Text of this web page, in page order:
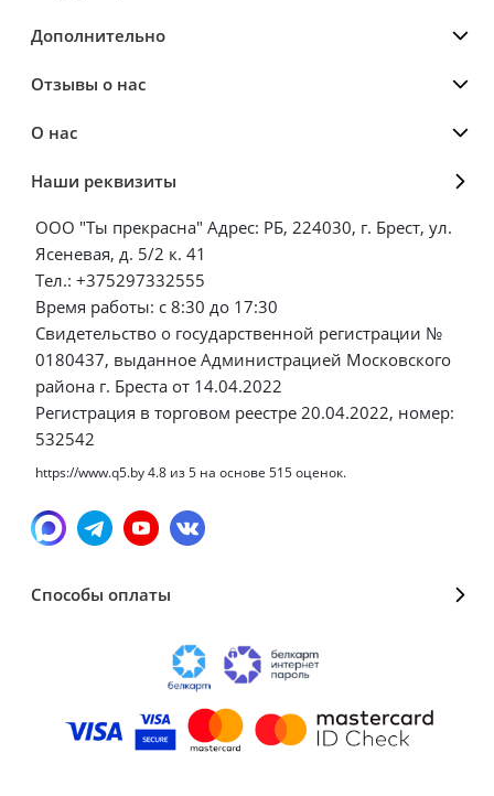
Дополнительно
Отзывы о нас
О нас
Наши реквизиты
ООО "Ты прекрасна" Адрес: РБ, 224030, г. Брест, ул.
Ясеневая, д. 5/2 к. 41
Тел.: +375297332555
Время работы: с 8:30 до 17:30
Свидетельство о государственной регистрации №
0180437, выданное Администрацией Московского
района г. Бреста от 14.04.2022
Регистрация в торговом реестре 20.04.2022, номер:
532542
https://www.q5.by4.8 из5 на основе 515оценок.
Способы оплаты